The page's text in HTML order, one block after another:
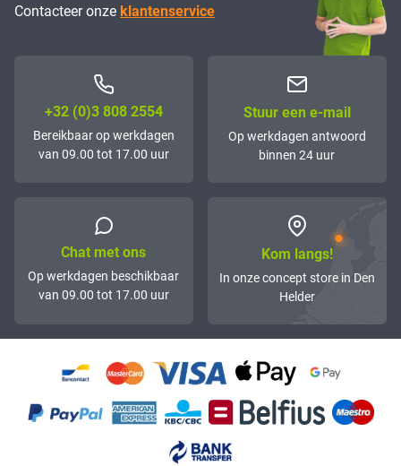
Contacteer onze klantenservice
+32 (0)3 808 2554
Bereikbaar op werkdagen
van 09.00 tot 17.00 uur
Stuur een e-mail
Op werkdagen antwoord
binnen 24 uur
Chat met ons
Op werkdagen beschikbaar
van 09.00 tot 17.00 uur
Kom langs!
In onze concept store in Den
Helder